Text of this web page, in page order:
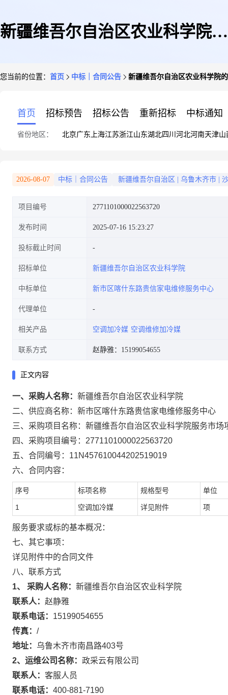
新疆维吾尔自治区农业科学院的
您当前的位置： 首页 中标｜合同公告 新疆维吾尔自治区农业科学院
首页 招标预告 招标公告 重新招标 中标通知
省份地区： 北京广东 上海江苏浙江山东湖北四川 河北河南天津山
2026-08-07 中标｜合同公告 新疆维吾尔自治区 乌鲁木齐市
项目编号 2771101000022563720
发布时间 2025-07-16 15:23:27
投标截止时间
招标单位 新疆维吾尔自治区农业科学院
中标单位 新市区喀什东路贵信家电维修服务中心
代理单位
相关产品 空调加冷媒 空调维修加冷媒
联系方式 赵静雅：15199054655
正文内容
一、采购人名称： 新疆维吾尔自治区农业科学院
二、供应商名称： 新市区喀什东路贵信家电维修服务中心
三、采购项目名称： 新疆维吾尔自治区农业科学院服务市场
四、采购项目编号： 2771101000022563720
五、合同编号： 11N457610044202519019
六、合同内容：
序号 标项名称 规格型号 单位
1 空调加冷媒 详见附件 项
服务要求或标的基本概况：
七、其它事项：
详见附件中的合同文件
八、联系方式
1、 采购人名称： 新疆维吾尔自治区农业科学院
联系人： 赵静雅
联系电话： 15199054655
传真： /
地址： 乌鲁木齐市南昌路403号
2、运维公司名称： 政采云有限公司
联系人： 客服人员
联系电话： 400-881-7190